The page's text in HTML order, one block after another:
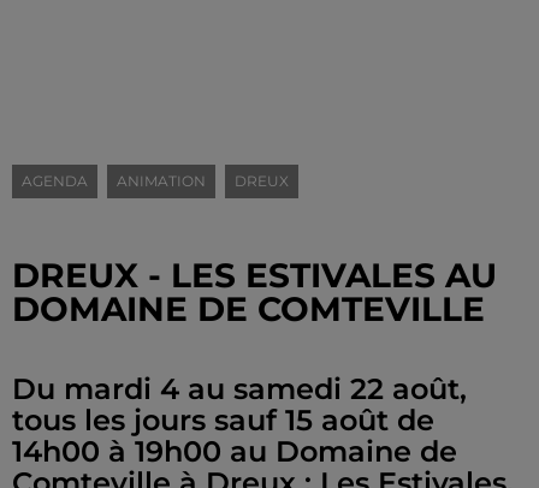
AGENDA ANIMATION DREUX
DREUX - LES ESTIVALES AU
DOMAINE DE COMTEVILLE
Du mardi 4 au samedi 22 août,
tous les jours sauf 15 août de
14h00 à 19h00 au Domaine de